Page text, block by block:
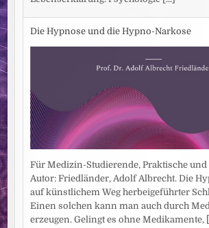
Die Hypnose und die Hypno-Narkose
Für Medizin-Studierende, Praktische und
Autor: Friedländer, Adolf Albrecht. Die
auf künstlichem Weg herbeigeführter
Einen solchen kann man auch durch
erzeugen. Gelingt es ohne Medikamente,